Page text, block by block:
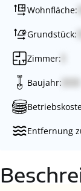
Wohnfläche:
Grundstück:
Zimmer:
Baujahr:
Entfernung